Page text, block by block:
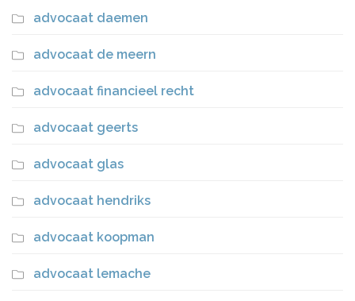
advocaat daemen
advocaat de meern
advocaat financieel recht
advocaat geerts
advocaat glas
advocaat hendriks
advocaat koopman
advocaat lemache